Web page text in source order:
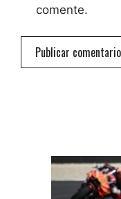
comente.